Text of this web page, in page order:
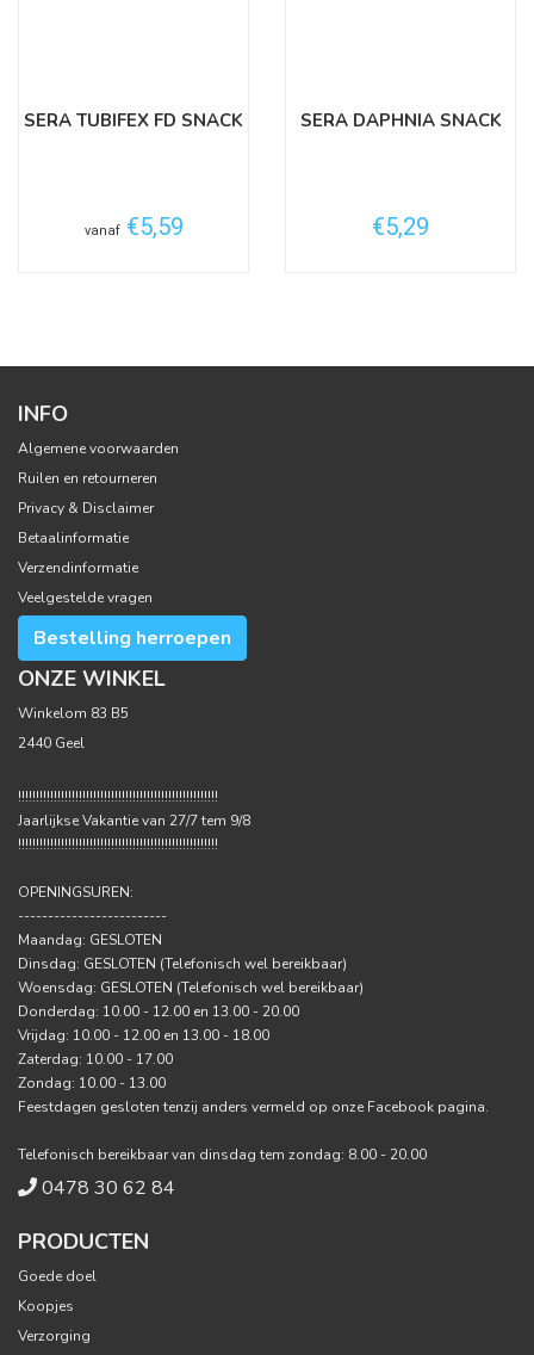
SERA TUBIFEX FD SNACK
vanaf €5,59
SERA DAPHNIA SNACK
€5,29
INFO
Algemene voorwaarden
Ruilen en retourneren
Privacy & Disclaimer
Betaalinformatie
Verzendinformatie
Veelgestelde vragen
Bestelling herroepen
ONZE WINKEL
Winkelom 83 B5
2440 Geel
!!!!!!!!!!!!!!!!!!!!!!!!!!!!!!!!!!!!!!!!!!!!!!!!!!!!!!!!
Jaarlijkse Vakantie van 27/7 tem 9/8
!!!!!!!!!!!!!!!!!!!!!!!!!!!!!!!!!!!!!!!!!!!!!!!!!!!!!!!!
OPENINGSUREN:
-------------------------
Maandag: GESLOTEN
Dinsdag: GESLOTEN (Telefonisch wel bereikbaar)
Woensdag: GESLOTEN (Telefonisch wel bereikbaar)
Donderdag: 10.00 - 12.00 en 13.00 - 20.00
Vrijdag: 10.00 - 12.00 en 13.00 - 18.00
Zaterdag: 10.00 - 17.00
Zondag: 10.00 - 13.00
Feestdagen gesloten tenzij anders vermeld op onze Facebook pagina.
Telefonisch bereikbaar van dinsdag tem zondag: 8.00 - 20.00
0478 30 62 84
PRODUCTEN
Goede doel
Koopjes
Verzorging